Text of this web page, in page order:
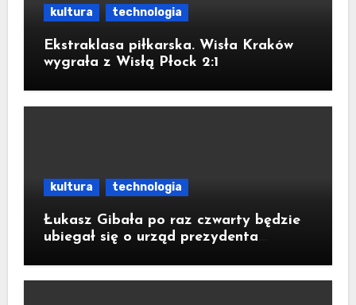
kultura technologia
Ekstraklasa piłkarska. Wisła Kraków
wygrała z Wisłą Płock 2:1
kultura technologia
Łukasz Gibała po raz czwarty będzie
ubiegał się o urząd prezydenta